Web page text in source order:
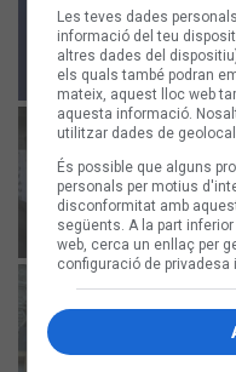
Les teves dades
informació del teu
altres dades del
els quals també podran
mateix, aquest lloc web
aquesta informació.
utilitzar dades de
És possible que alguns
personals per motius
disconformitat amb
següents. A la part
web, cerca un enllaç per
configuració de privadesa